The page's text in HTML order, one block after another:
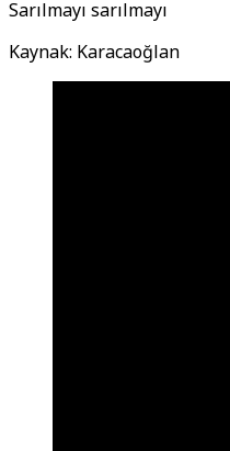
Sarılmayı sarılmayı
Kaynak: Karacaoğlan